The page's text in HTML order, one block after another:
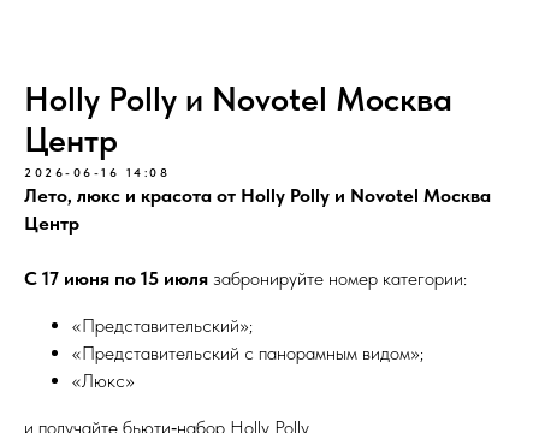
Holly Polly и Novotel Москва
Центр
2026-06-16 14:08
Лето, люкс и красота от Holly Polly и Novotel Москва
Центр
С 17 июня по 15 июля забронируйте номер категории:
«Представительский»;
«Представительский с панорамным видом»;
«Люкс»
и получайте бьюти‑набор Holly Polly.